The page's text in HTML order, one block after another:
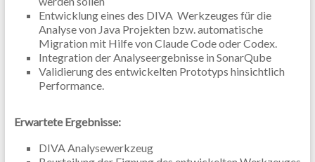
Entwicklung eines des DIVA Werkzeuges für die
Analyse von Java Projekten bzw. automatische
Migration mit Hilfe von Claude Code oder Codex.
Integration der Analyseergebnisse in SonarQube
Validierung des entwickelten Prototyps hinsichtlich
Performance.
Erwartete Ergebnisse:
DIVA Analysewerkzeug